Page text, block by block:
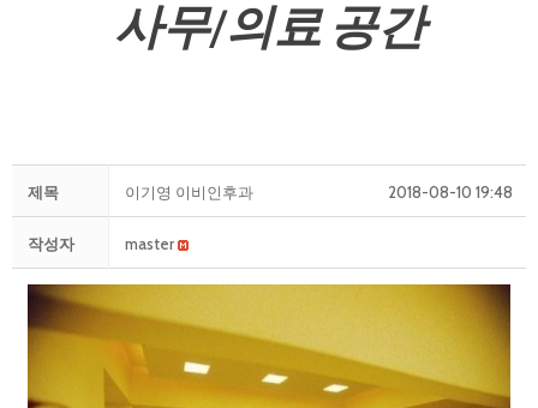
사무/의료 공간
제목 이기영 이비인후과 2018-08-10 19:48
작성자 master